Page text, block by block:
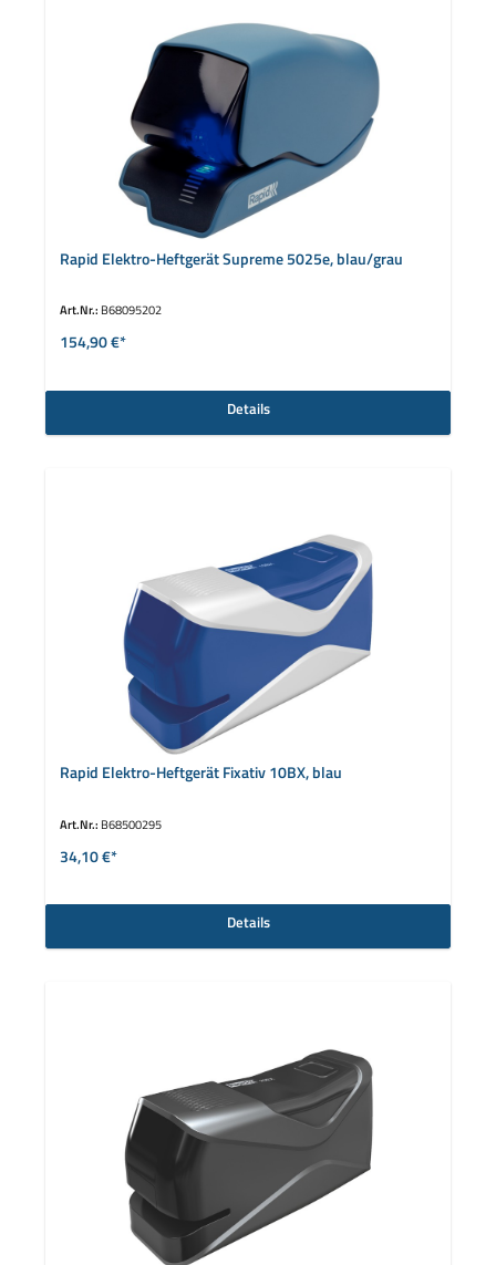
Rapid Elektro-Heftgerät Supreme 5025e, blau/grau
Art.Nr.: B68095202
154,90 €*
Details
Rapid Elektro-Heftgerät Fixativ 10BX, blau
Art.Nr.: B68500295
34,10 €*
Details